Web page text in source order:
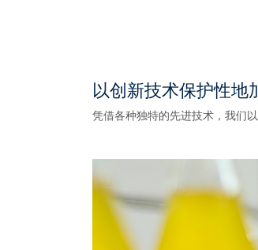
以创新技术保护性地
凭借各种独特的先进技术，我们